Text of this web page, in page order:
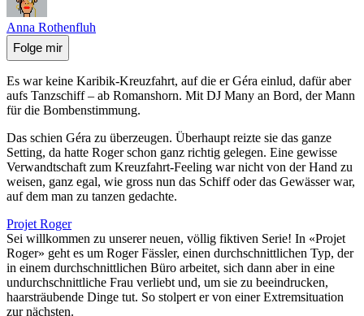
Anna Rothenfluh
Folge mir
Es war keine Karibik-Kreuzfahrt, auf die er Géra einlud, dafür aber
aufs Tanzschiff – ab Romanshorn. Mit DJ Many an Bord, der Mann
für die Bombenstimmung.
Das schien Géra zu überzeugen. Überhaupt reizte sie das ganze
Setting, da hatte Roger schon ganz richtig gelegen. Eine gewisse
Verwandtschaft zum Kreuzfahrt-Feeling war nicht von der Hand zu
weisen, ganz egal, wie gross nun das Schiff oder das Gewässer war,
auf dem man zu tanzen gedachte.
Projet Roger
Sei willkommen zu unserer neuen, völlig fiktiven Serie! In «Projet
Roger» geht es um Roger Fässler, einen durchschnittlichen Typ, der
in einem durchschnittlichen Büro arbeitet, sich dann aber in eine
undurchschnittliche Frau verliebt und, um sie zu beeindrucken,
haarsträubende Dinge tut. So stolpert er von einer Extremsituation
zur nächsten.